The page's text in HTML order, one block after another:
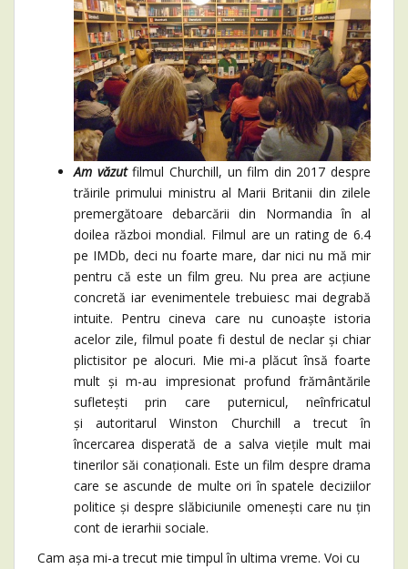
Am văzut filmul Churchill, un film din 2017 despre
trăirile primului ministru al Marii Britanii din zilele
premergătoare debarcării din Normandia în al
doilea război mondial. Filmul are un rating de 6.4
pe IMDb, deci nu foarte mare, dar nici nu mă mir
pentru că este un film greu. Nu prea are acțiune
concretă iar evenimentele trebuiesc mai degrabă
intuite. Pentru cineva care nu cunoaște istoria
acelor zile, filmul poate fi destul de neclar și chiar
plictisitor pe alocuri. Mie mi-a plăcut însă foarte
mult și m-au impresionat profund frământările
sufletești prin care puternicul, neînfricatul
și autoritarul Winston Churchill a trecut în
încercarea disperată de a salva viețile mult mai
tinerilor săi conaționali. Este un film despre drama
care se ascunde de multe ori în spatele deciziilor
politice și despre slăbiciunile omenești care nu țin
cont de ierarhii sociale.
Cam așa mi-a trecut mie timpul în ultima vreme. Voi cu